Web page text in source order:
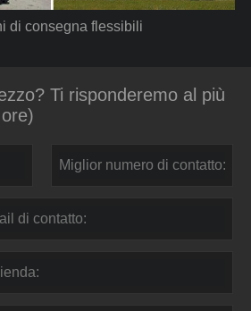
di consegna flessibili
Ti risponderemo al più